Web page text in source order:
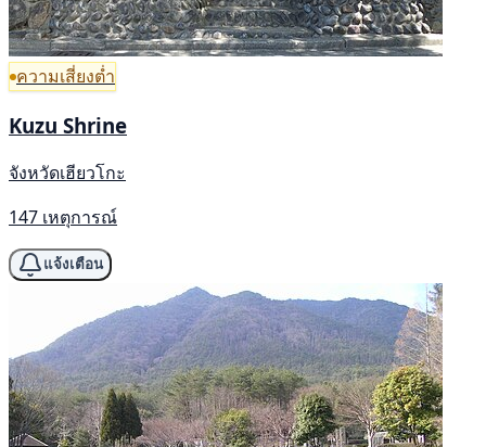
ความเสี่ยงต่ำ
Kuzu Shrine
จังหวัดเฮียวโกะ
147 เหตุการณ์
แจ้งเตือน